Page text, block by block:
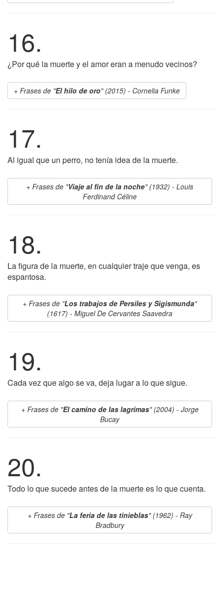
16.
¿Por qué la muerte y el amor eran a menudo vecinos?
Frases de "El hilo de oro" (2015) - Cornelia Funke
17.
Al igual que un perro, no tenía idea de la muerte.
Frases de "Viaje al fin de la noche" (1932) - Louis
Ferdinand Céline
18.
La figura de la muerte, en cualquier traje que venga, es
espantosa.
Frases de "Los trabajos de Persiles y Sigismunda"
(1617) - Miguel De Cervantes Saavedra
19.
Cada vez que algo se va, deja lugar a lo que sigue.
Frases de "El camino de las lagrimas" (2004) - Jorge
Bucay
20.
Todo lo que sucede antes de la muerte es lo que cuenta.
Frases de "La feria de las tinieblas" (1962) - Ray
Bradbury